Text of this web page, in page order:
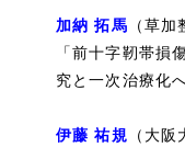
加納 拓馬 （草加
「前十字靭帯損
究と一次治療化
伊藤 祐規 （大阪